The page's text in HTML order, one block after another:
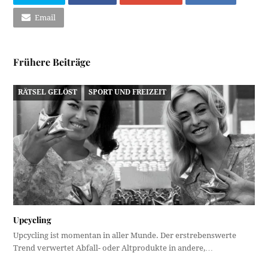
Email
Frühere Beiträge
RÄTSEL GELÖST SPORT UND FREIZEIT
Upcycling
Upcycling ist momentan in aller Munde. Der erstrebenswerte
Trend verwertet Abfall- oder Altprodukte in andere,…